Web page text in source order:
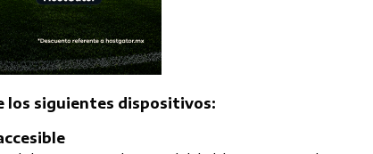
los siguientes dispositivos: